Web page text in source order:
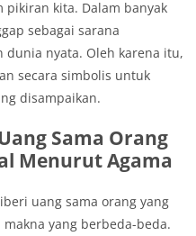
pikiran kita. Dalam banyak
sebagai sarana
dunia nyata. Oleh karena itu,
secara simbolis untuk
disampaikan.
Sama Orang
Menurut Agama
uang sama orang yang
yang berbeda-beda.